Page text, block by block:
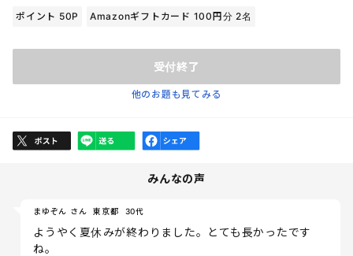
ポイント 50P Amazonギフトカード 100円分 2名
受付終了
他のお題も見てみる
みんなの声
まゆぞん さん 東京都 30代
ようやく夏休みが終わりました。とても長かったです
ね。